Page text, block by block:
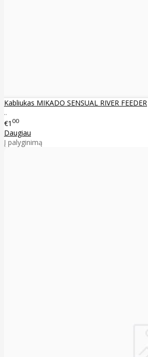
Kabliukas MIKADO SENSUAL RIVER FEEDER
..
€1 00
Daugiau
Į palyginimą